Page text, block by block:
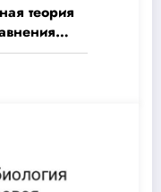
теория